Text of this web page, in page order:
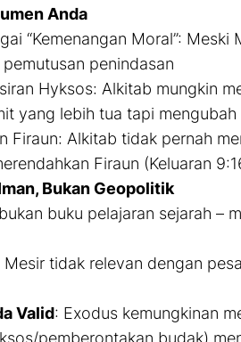
Anda
“Kemenangan Moral”: Meski
penindasan
Hyksos: Alkitab mungkin
yang lebih tua tapi mengubah
Firaun: Alkitab tidak pernah
Firaun (Keluaran
Bukan Geopolitik
buku pelajaran sejarah –
Mesir tidak relevan dengan
Valid: Exodus kemungkinan
pemberontakan budak)